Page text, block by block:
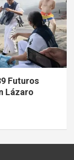
Futuros
Lázaro